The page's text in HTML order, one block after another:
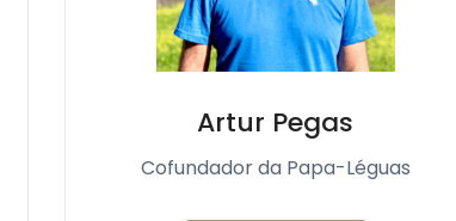
Artur Pegas
Cofundador da Papa-Léguas